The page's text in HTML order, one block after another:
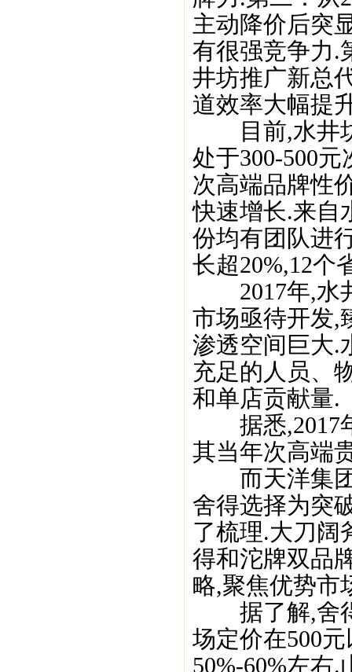
主动降价后突
有很强竞争力.
井坊推广新总
道效率大幅提
目前,水井坊
处于300-500
次高端品牌性
快速增长.来自
份均有团队进
长超20%,12个
2017年,水井
市场亟待开发,
渗透空间巨大.
充足的人员、
和单店贡献量.
据悉,2017年
其当年次高端
而天洋集团
舍得选择为突
了梳理.大刀阔
得和沱牌双品
略,聚焦优势市
据了解,舍得
场定价在500
50%-60%左右